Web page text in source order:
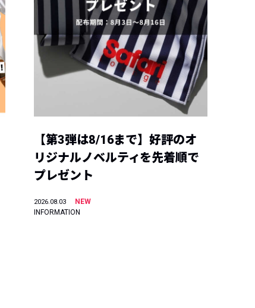
【第3弾は8/16まで】好評のオ
リジナルノベルティを先着順で
プレゼント
2026.08.03
NEW
INFORMATION